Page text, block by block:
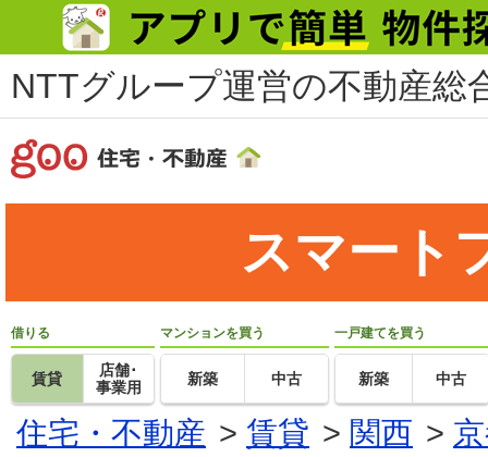
NTTグループ運営の不動産総
スマート
借りる
賃貸
店舗･
事業用
マンションを買う
新築 中古
一戸建てを買う
新築 中古
住宅・不動産 > 賃貸 > 関西 >